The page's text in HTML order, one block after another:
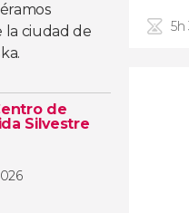
la ciudad de
de
Silvestre